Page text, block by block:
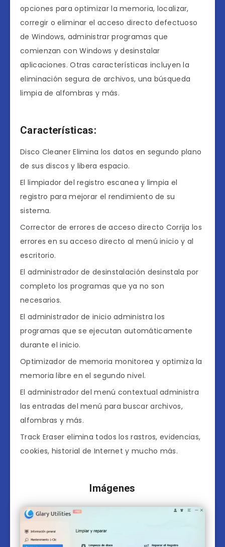
opciones para optimizar la memoria, localizar,
corregir o eliminar el acceso directo defectuoso
de Windows, administrar programas que
comienzan con Windows y desinstalar
aplicaciones. Otras características incluyen la
eliminación segura de archivos, una búsqueda
limpia de alfombras y más.
Características:
Disco Cleaner Elimina los datos en segundo plano
de sus discos y libera espacio.
El limpiador del registro escanea y limpia el
registro para mejorar el rendimiento de su
sistema.
Corrector de errores de acceso directo Corrija los
errores en su acceso directo al menú inicio y al
escritorio.
El administrador de desinstalación desinstala por
completo los programas que ya no son
necesarios.
El administrador de inicio administra los
programas que se ejecutan automáticamente
durante el inicio.
Optimizador de memoria monitorea y optimiza la
memoria libre en el segundo nivel.
El administrador del menú contextual administra
las entradas del menú para buscar archivos,
alfombras y más.
Track Eraser elimina todos los rastros, evidencias,
cookies, historial de Internet y mucho más.
Imágenes